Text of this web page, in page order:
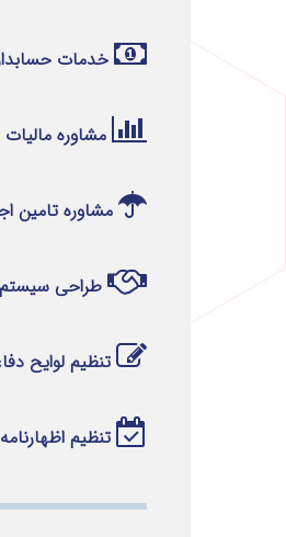
خدمات
مشاوره مالیات
مشاوره تامین
طراحی
تنظیم لوایح
تنظیم